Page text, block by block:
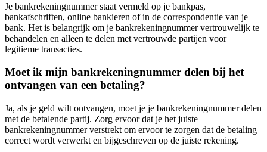
Je bankrekeningnummer staat vermeld op je bankpas,
bankafschriften, online bankieren of in de correspondentie van je
bank. Het is belangrijk om je bankrekeningnummer vertrouwelijk te
behandelen en alleen te delen met vertrouwde partijen voor
legitieme transacties.
Moet ik mijn bankrekeningnummer delen bij het
ontvangen van een betaling?
Ja, als je geld wilt ontvangen, moet je je bankrekeningnummer delen
met de betalende partij. Zorg ervoor dat je het juiste
bankrekeningnummer verstrekt om ervoor te zorgen dat de betaling
correct wordt verwerkt en bijgeschreven op de juiste rekening.